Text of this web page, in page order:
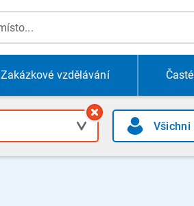
Zakázkové vzdělávání